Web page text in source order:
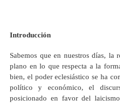
Introducción
Sabemos que en nuestros días, la
plano en lo que respecta a la
bien, el poder eclesiástico se ha
político y económico, el
posicionado en favor del